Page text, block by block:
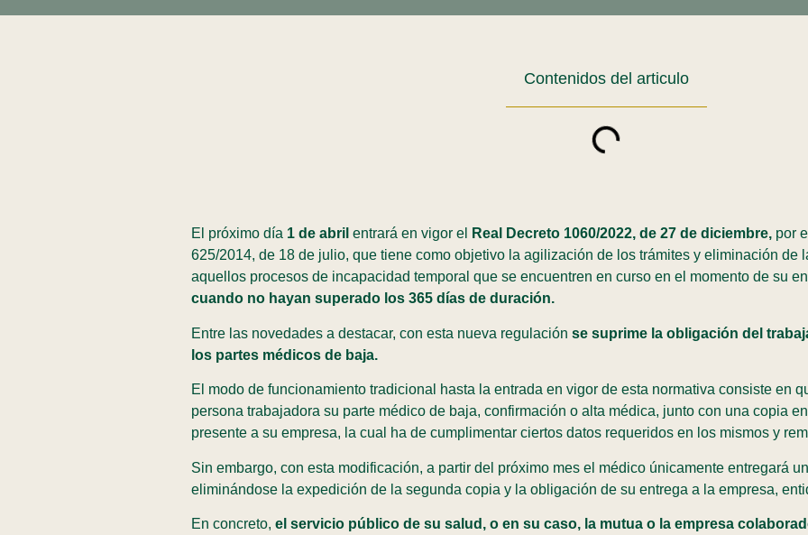
Contenidos del articulo
El próximo día 1 de abril entrará en vigor el Real Decreto 1060/2022, de 27 de diciembre, por
625/2014, de 18 de julio, que tiene como objetivo la agilización de los trámites y eliminación de
aquellos procesos de incapacidad temporal que se encuentren en curso en el momento de su
cuando no hayan superado los 365 días de duración.
Entre las novedades a destacar, con esta nueva regulación se suprime la obligación del
los partes médicos de baja.
El modo de funcionamiento tradicional hasta la entrada en vigor de esta normativa consiste en
persona trabajadora su parte médico de baja, confirmación o alta médica, junto con una copia
presente a su empresa, la cual ha de cumplimentar ciertos datos requeridos en los mismos y
Sin embargo, con esta modificación, a partir del próximo mes el médico únicamente entregará
eliminándose la expedición de la segunda copia y la obligación de su entrega a la empresa,
En concreto, el servicio público de su salud, o en su caso, la mutua o la empresa